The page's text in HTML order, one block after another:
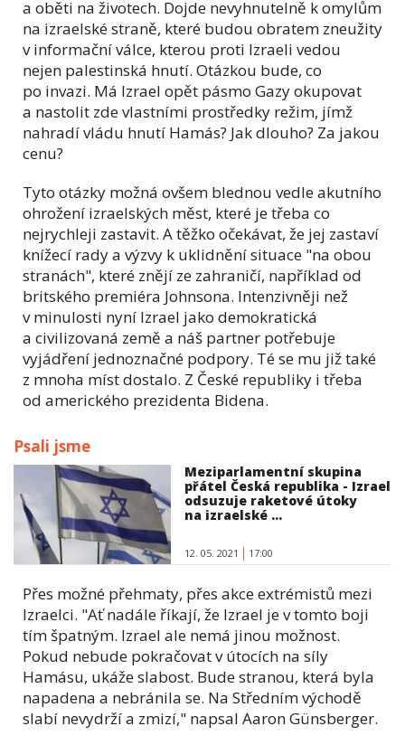
a oběti na životech. Dojde nevyhnutelně k omylům
na izraelské straně, které budou obratem zneužity
v informační válce, kterou proti Izraeli vedou
nejen palestinská hnutí. Otázkou bude, co
po invazi. Má Izrael opět pásmo Gazy okupovat
a nastolit zde vlastními prostředky režim, jímž
nahradí vládu hnutí Hamás? Jak dlouho? Za jakou
cenu?
Tyto otázky možná ovšem blednou vedle akutního
ohrožení izraelských měst, které je třeba co
nejrychleji zastavit. A těžko očekávat, že jej zastaví
knížecí rady a výzvy k uklidnění situace "na obou
stranách", které znějí ze zahraničí, například od
britského premiéra Johnsona. Intenzivněji než
v minulosti nyní Izrael jako demokratická
a civilizovaná země a náš partner potřebuje
vyjádření jednoznačné podpory. Té se mu již také
z mnoha míst dostalo. Z České republiky i třeba
od amerického prezidenta Bidena.
Psali jsme
Meziparlamentní skupina
přátel Česká republika - Izrael
odsuzuje raketové útoky
na izraelské ...
12. 05. 2021 17:00
Přes možné přehmaty, přes akce extrémistů mezi
Izraelci. "Ať nadále říkají, že Izrael je v tomto boji
tím špatným. Izrael ale nemá jinou možnost.
Pokud nebude pokračovat v útocích na síly
Hamásu, ukáže slabost. Bude stranou, která byla
napadena a nebránila se. Na Středním východě
slabí nevydrží a zmizí," napsal Aaron Günsberger.